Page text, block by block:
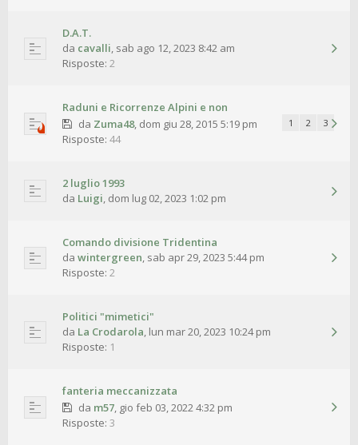
D.A.T.
da cavalli, sab ago 12, 2023 8:42 am
Risposte: 2
Raduni e Ricorrenze Alpini e non
da Zuma48, dom giu 28, 2015 5:19 pm 1 2 3
Risposte: 44
2 luglio 1993
da Luigi, dom lug 02, 2023 1:02 pm
Comando divisione Tridentina
da wintergreen, sab apr 29, 2023 5:44 pm
Risposte: 2
Politici "mimetici"
da La Crodarola, lun mar 20, 2023 10:24 pm
Risposte: 1
fanteria meccanizzata
da m57, gio feb 03, 2022 4:32 pm
Risposte: 3